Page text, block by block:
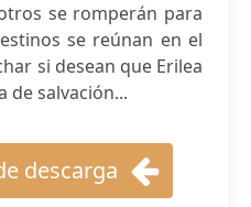
se romperán para
se reúnan en el
si desean que Erilea
de salvación...
descarga